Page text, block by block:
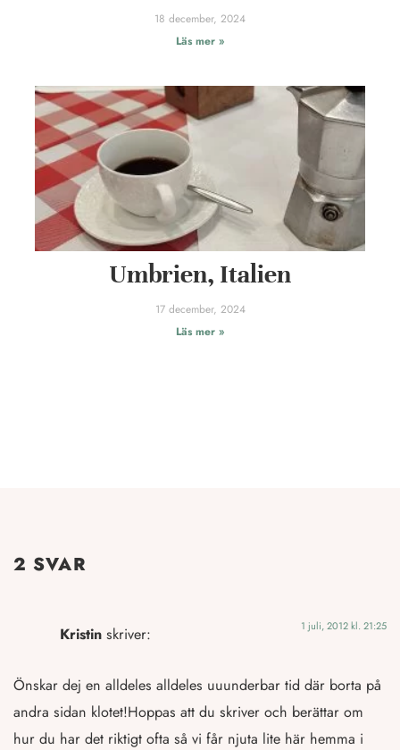
18 december, 2024
Läs mer »
Umbrien, Italien
17 december, 2024
Läs mer »
2 SVAR
Kristin skriver: 1 juli, 2012 kl. 21:25
Önskar dej en alldeles alldeles uuunderbar tid där borta på
andra sidan klotet!Hoppas att du skriver och berättar om
hur du har det riktigt ofta så vi får njuta lite här hemma i